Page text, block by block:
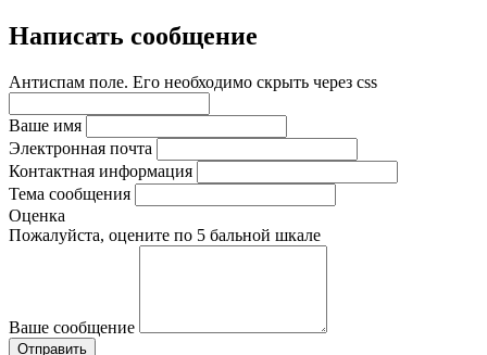
Написать сообщение
Антиспам поле. Его необходимо скрыть через css
Ваше имя
Электронная почта
Контактная информация
Тема сообщения
Оценка
Пожалуйста, оцените по 5 бальной шкале
Ваше сообщение